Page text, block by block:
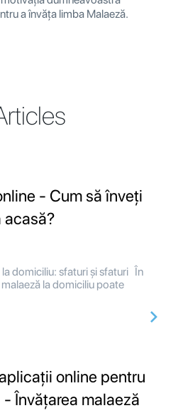
a învăța limba Malaeză.
- Cum să înveți
acasă?
domiciliu: sfaturi și sfaturi În
la domiciliu poate
online pentru
Învățarea malaeză